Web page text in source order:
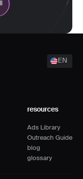
EN
resources
Ads Library
Outreach Guide
blog
glossary